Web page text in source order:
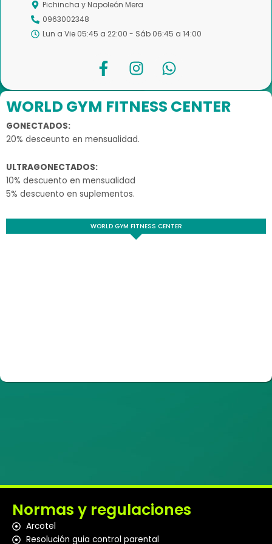
Pichincha y Napoleón Mera
0963002348
Lun a Vie 05:45 a 22:00 - Sáb 06:45 a 14:00
F
a
c
e
o
-
f
I
n
s
t
g
W
h
a
t
WORLD GYM FITNESS CENTER
GONECTADOS:
20% desceunto en mensualidad.
ULTRAGONECTADOS:
10% descuento en mensualidad
5% descuento en suplementos.
WORLD GYM FITNESS CENTER
Normas y regulaciones
Arcotel
Resolución guia control parental